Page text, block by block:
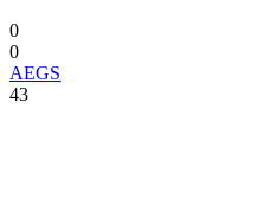
0
0
AEGS
43